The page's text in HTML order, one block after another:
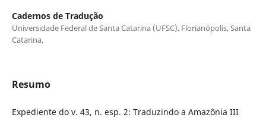
Cadernos de Tradução
Universidade Federal de Santa Catarina (UFSC). Florianópolis, Santa
Catarina,
Resumo
Expediente do v. 43, n. esp. 2: Traduzindo a Amazônia III